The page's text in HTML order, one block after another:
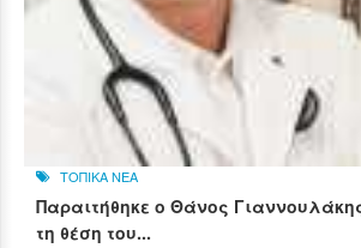
ΤΟΠΙΚΑ ΝΕΑ
Παραιτήθηκε ο Θάνος
τη θέση του...